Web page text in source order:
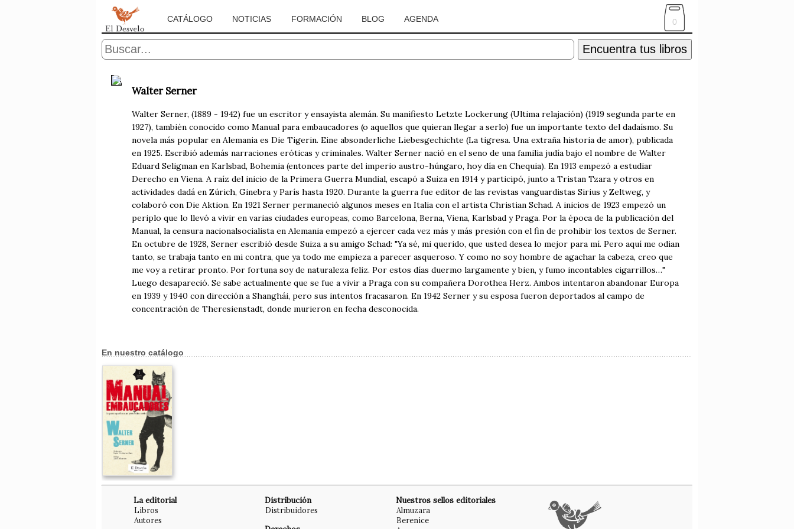
CATÁLOGO NOTICIAS FORMACIÓN BLOG AGENDA 0
Encuentra tus libros
Walter Serner
Walter Serner, (1889 - 1942) fue un escritor y ensayista alemán. Su manifiesto Letzte Lockerung (Ultima relajación) (1919 segunda parte en
1927), también conocido como Manual para embaucadores (o aquellos que quieran llegar a serlo) fue un importante texto del dadaísmo. Su
novela más popular en Alemania es Die Tigerin. Eine absonderliche Liebesgechichte (La tigresa. Una extraña historia de amor), publicada
en 1925. Escribió además narraciones eróticas y criminales. Walter Serner nació en el seno de una familia judía bajo el nombre de Walter
Eduard Seligman en Karlsbad, Bohemia (entonces parte del imperio austro-húngaro, hoy día en Chequia). En 1913 empezó a estudiar
Derecho en Viena. A raíz del inicio de la Primera Guerra Mundial, escapó a Suiza en 1914 y participó, junto a Tristan Tzara y otros en
actividades dadá en Zúrich, Ginebra y París hasta 1920. Durante la guerra fue editor de las revistas vanguardistas Sirius y Zeltweg, y
colaboró con Die Aktion. En 1921 Serner permaneció algunos meses en Italia con el artista Christian Schad. A inicios de 1923 empezó un
periplo que lo llevó a vivir en varias ciudades europeas, como Barcelona, Berna, Viena, Karlsbad y Praga. Por la época de la publicación del
Manual, la censura nacionalsocialista en Alemania empezó a ejercer cada vez más y más presión con el fin de prohibir los textos de Serner.
En octubre de 1928, Serner escribió desde Suiza a su amigo Schad: "Ya sé, mi querido, que usted desea lo mejor para mí. Pero aquí me odian
tanto, se trabaja tanto en mi contra, que ya todo me empieza a parecer asqueroso. Y como no soy hombre de agachar la cabeza, creo que
me voy a retirar pronto. Por fortuna soy de naturaleza feliz. Por estos días duermo largamente y bien, y fumo incontables cigarrillos…"
Luego desapareció. Se sabe actualmente que se fue a vivir a Praga con su compañera Dorothea Herz. Ambos intentaron abandonar Europa
en 1939 y 1940 con dirección a Shanghái, pero sus intentos fracasaron. En 1942 Serner y su esposa fueron deportados al campo de
concentración de Theresienstadt, donde murieron en fecha desconocida.
En nuestro catálogo
La editorial
Libros
Autores
Distribución
Distribuidores
Nuestros sellos editoriales
Almuzara
Berenice